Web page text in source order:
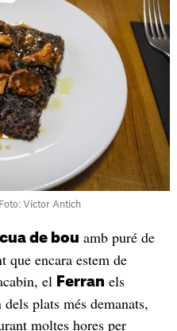
Víctor Antich
cua de bou amb puré de
encara estem de
el Ferran els
plats més demanats,
moltes hores per